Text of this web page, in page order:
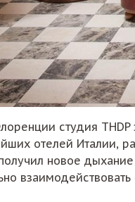
студия
отелей Италии,
новое